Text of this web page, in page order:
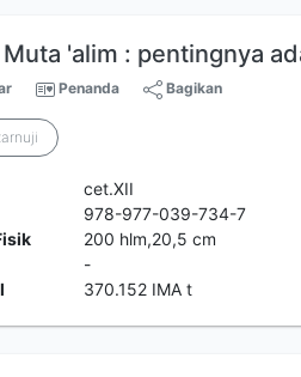
'alim : pentingnya
Penanda Bagikan
cet.XII
978-977-039-734-7
200 hlm,20,5 cm
-
370.152 IMA t